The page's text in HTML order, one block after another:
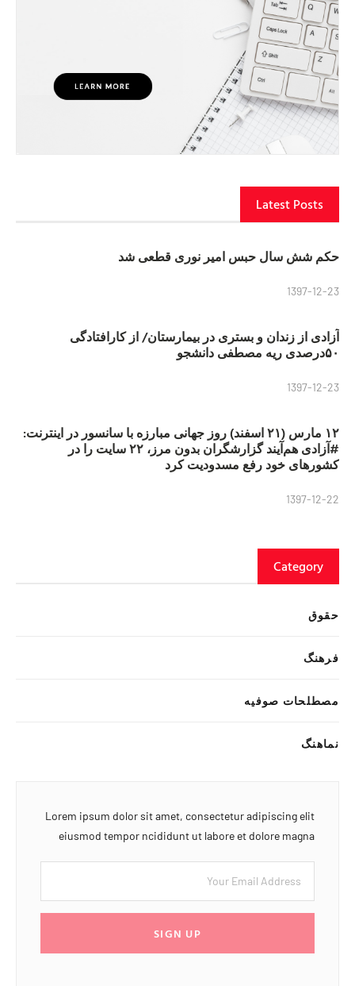
Latest Posts
حکم شش سال حبس امیر نوری قطعی شد
1397-12-23
آزادی از زندان و بستری در بیمارستان/ از کارافتادگی
۵۰درصدی ریه مصطفی دانشجو
1397-12-23
۱۲ مارس (۲۱ اسفند) روز جهانی مبارزه با سانسور در اینترنت:
#آزادی هم‌آیند گزارشگران‌ بدون مرز، ۲۲ سایت را در
کشورهای خود رفع مسدودیت کرد
1397-12-22
Category
حقوق
فرهنگ
مصطلحات صوفیه
نماهنگ
Lorem ipsum dolor sit amet, consectetur adipiscing elit
eiusmod tempor ncididunt ut labore et dolore magna
SIGN UP